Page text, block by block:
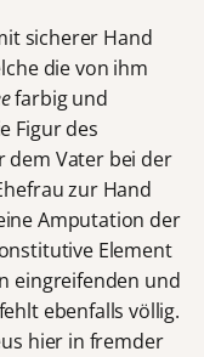
sicherer Hand
die von ihm
farbig und
Figur des
dem Vater bei der
zur Hand
Amputation der
Element
eingreifenden und
ebenfalls völlig.
hier in fremder